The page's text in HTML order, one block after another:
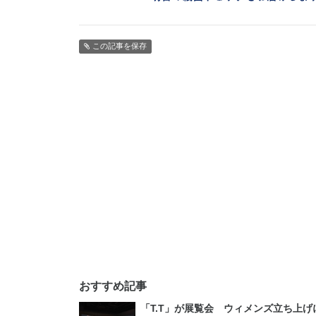
この記事を保存
おすすめ記事
「T.T」が展覧会 ウィメンズ立ち上げ